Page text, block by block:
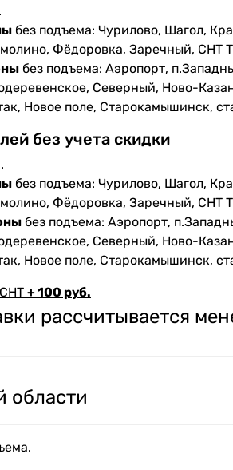
без подъема: Чурилово, Шагол,
Фёдоровка, Заречный, СНТ
без подъема: Аэропорт,
Северный, Ново-
Новое поле, Старокамышинск,
без учета скидки
без подъема: Чурилово, Шагол,
Фёдоровка, Заречный, СНТ
без подъема: Аэропорт,
Северный, Ново-
Новое поле, Старокамышинск,
+ 100 руб.
рассчитывается
области